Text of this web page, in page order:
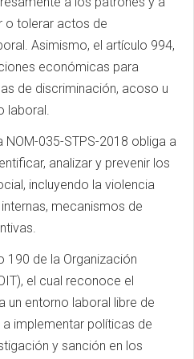
o tolerar actos de
Asimismo, el artículo 994,
económicas para
de discriminación, acoso u
laboral.
035-STPS-2018 obliga a
analizar y prevenir los
incluyendo la violencia
mecanismos de
190 de la Organización
el cual reconoce el
un entorno laboral libre de
implementar políticas de
y sanción en los